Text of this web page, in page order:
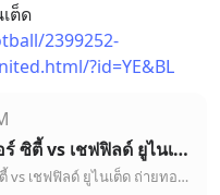
ต็ด
2399252-
?id=YE&BL
live แมนเชสเตอร์ ซิตี้ vs เชฟฟิลด์ ยูไนเต็ด ถ่ายทอดสด, ถ่ายทอดสด พรีเมียร์ลีก - keelalive
live แมนเชสเตอร์ ซิตี้ vs เชฟฟิลด์ ยูไนเต็ด ถ่ายทอดสดฟรี, ถ่ายทอดสด ดูบอลสด พรีเมียร์ลีก, ดูบอลสด, ดูกีฬาออนไลน์ ดูบอลสด,รายงานการแข่งขัน, การทำประตู,ผู้เล่นตัวจริง | keelalive,808thai